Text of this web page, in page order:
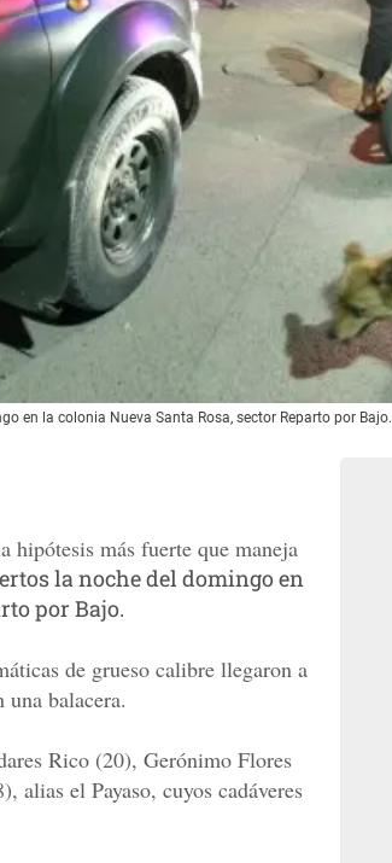
en la colonia Nueva Santa Rosa, sector Reparto por Bajo.
hipótesis más fuerte que maneja
la noche del domingo en
por Bajo.
de grueso calibre llegaron a
balacera.
Rico (20), Gerónimo Flores
alias el Payaso, cuyos cadáveres